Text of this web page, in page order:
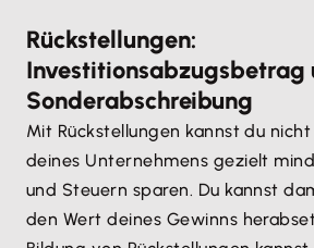
Rückstellungen:
Investitionsabzugsbetrag
Sonderabschreibung
Mit Rückstellungen kannst du
deines Unternehmens gezielt
und Steuern sparen. Du kannst
den Wert deines Gewinns